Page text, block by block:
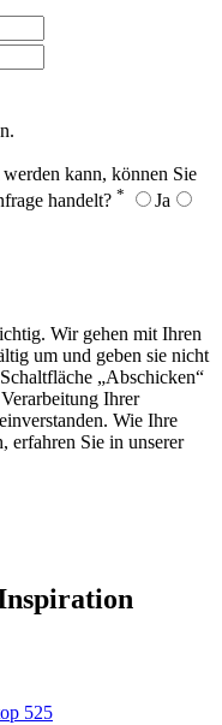
kann, können Sie
handelt? *
Ja
Wir gehen mit Ihren
um und geben sie nicht
„Abschicken“
Ihrer
Wie Ihre
erfahren Sie in unserer